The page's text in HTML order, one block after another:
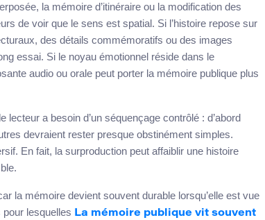
la mémoire d’itinéraire ou la modification des
de voir que le sens est spatial. Si l’histoire repose sur
des détails commémoratifs ou des images
essai. Si le noyau émotionnel réside dans le
audio ou orale peut porter la mémoire publique plus
a besoin d’un séquençage contrôlé : d’abord
devraient rester presque obstinément simples.
En fait, la surproduction peut affaiblir une histoire
la mémoire devient souvent durable lorsqu’elle est vue
pour lesquelles La mémoire publique vit souvent